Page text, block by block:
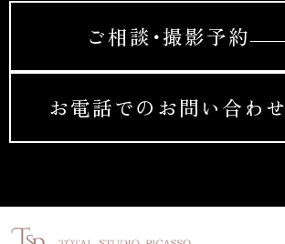
ご相談･撮影予約
お電話でのお問い合わせ